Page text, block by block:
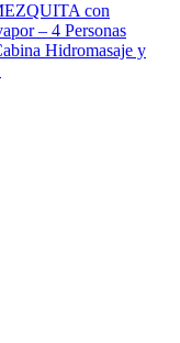
con
– 4 Personas
Hidromasaje y